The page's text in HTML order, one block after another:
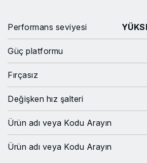
Performans seviyesi
Güç platformu
Fırçasız
Değişken hız şalteri
Ürün adı veya Kodu Arayın
Ürün adı veya Kodu Arayın